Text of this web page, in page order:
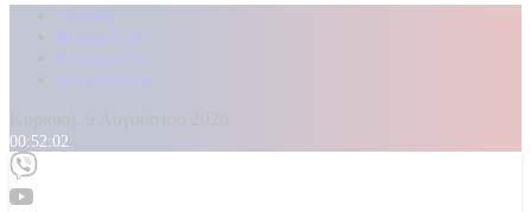
Αρχική
Kontra Live
Καταγγελίες
Επικοινωνία
00:52:04